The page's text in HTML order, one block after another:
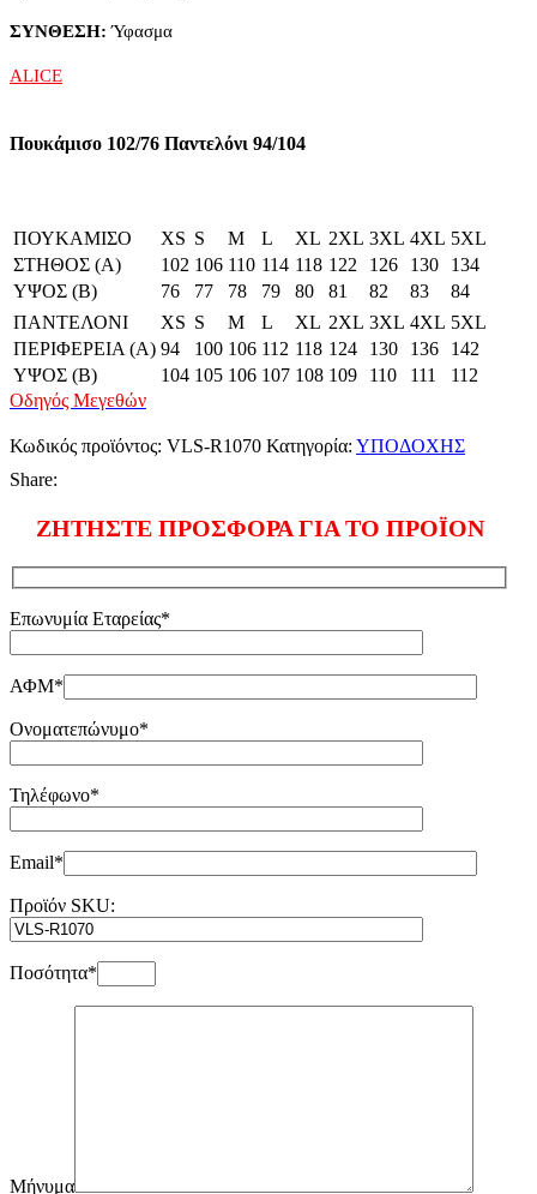
ΣΥΝΘΕΣΗ: Ύφασμα
ALICE
Πουκάμισο 102/76 Παντελόνι 94/104
ΠΟΥΚΑΜΙΣΟ XS S M L XL 2XL 3XL 4XL 5XL
ΣΤΗΘΟΣ (Α)
102 106 110 114 118 122 126 130
134
ΥΨΟΣ (Β)
76 77 78 79 80 81 82 83
84
ΠΑΝΤΕΛΟΝΙ
XS S M L XL 2XL 3XL 4XL 5XL
ΠΕΡΙΦΕΡΕΙΑ (Α) 94 100 106 112 118 124 130 136
142
ΥΨΟΣ (Β)
104 105 106 107 108 109 110 111
112
Οδηγός Μεγεθών
Κωδικός προϊόντος: VLS-R1070 Κατηγορία: ΥΠΟΔΟΧΗΣ
Share:
ΖΗΤΗΣΤΕ ΠΡΟΣΦΟΡΑ ΓΙΑ ΤΟ ΠΡΟΪΟΝ
Επωνυμία Εταρείας*
ΑΦΜ*
Ονοματεπώνυμο*
Τηλέφωνο*
Email*
Προϊόν SKU:
Ποσότητα*
Μήνυμα